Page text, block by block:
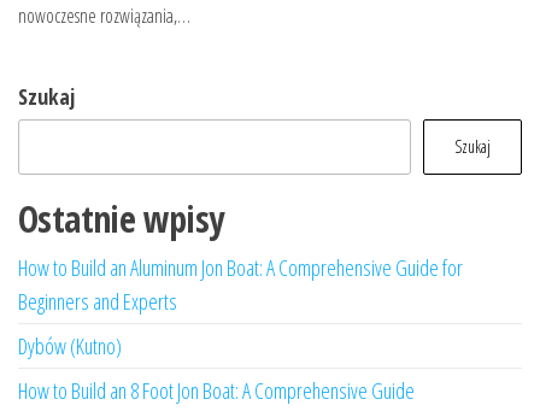
nowoczesne rozwiązania,…
Szukaj
Szukaj
Ostatnie wpisy
How to Build an Aluminum Jon Boat: A Comprehensive Guide for
Beginners and Experts
Dybów (Kutno)
How to Build an 8 Foot Jon Boat: A Comprehensive Guide